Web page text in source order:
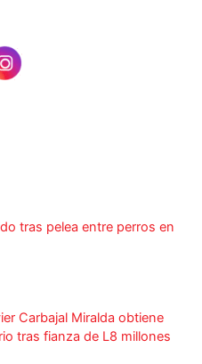
tras pelea entre perros en
Carbajal Miralda obtiene
tras fianza de L8 millones